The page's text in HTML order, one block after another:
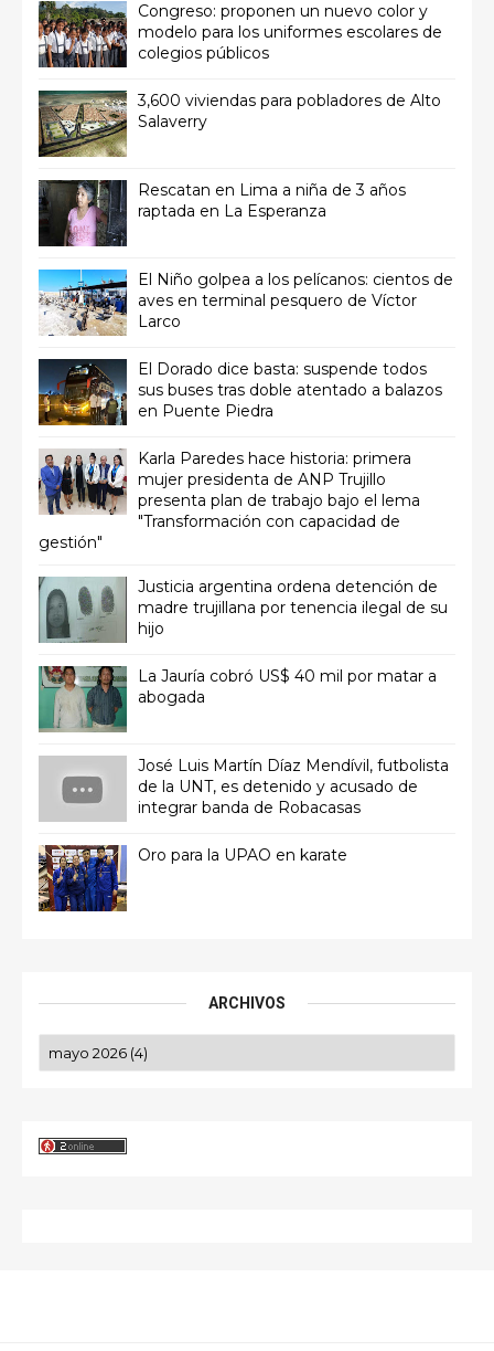
Congreso: proponen un nuevo color y
modelo para los uniformes escolares de
colegios públicos
3,600 viviendas para pobladores de Alto
Salaverry
Rescatan en Lima a niña de 3 años
raptada en La Esperanza
El Niño golpea a los pelícanos: cientos de
aves en terminal pesquero de Víctor
Larco
El Dorado dice basta: suspende todos
sus buses tras doble atentado a balazos
en Puente Piedra
Karla Paredes hace historia: primera
mujer presidenta de ANP Trujillo
presenta plan de trabajo bajo el lema
"Transformación con capacidad de
gestión"
Justicia argentina ordena detención de
madre trujillana por tenencia ilegal de su
hijo
La Jauría cobró US$ 40 mil por matar a
abogada
José Luis Martín Díaz Mendívil, futbolista
de la UNT, es detenido y acusado de
integrar banda de Robacasas
Oro para la UPAO en karate
ARCHIVOS